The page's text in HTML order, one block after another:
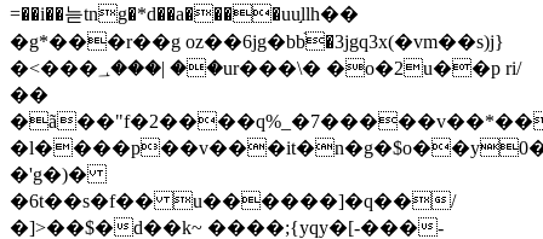
=��i��늗tng�*d��a����uu֣llh��
�g*���r��g oz��6jg�bb֨�3jgq3x(�vm��s)j}
�<���؀���| ��ur���\� �o�2u��p ri/
��
�'g�)�
�6t��s�f�� u������]�q��/
�]>��$�d��k~ ����;{yqy�[-���-